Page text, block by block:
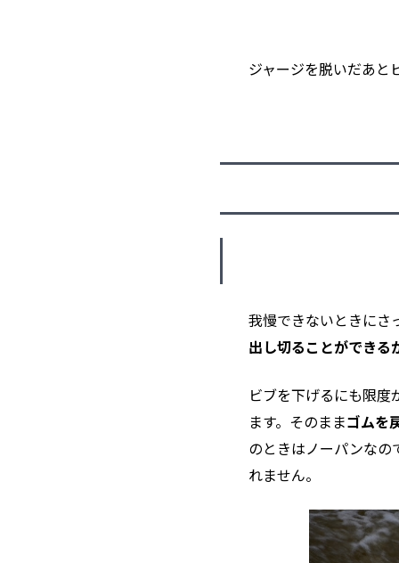
ジャージを脱いだあと
我慢できないときにさ
出し切ることができる
ビブを下げるにも限
ます。そのままゴムを
のときはノーパンなの
れません。